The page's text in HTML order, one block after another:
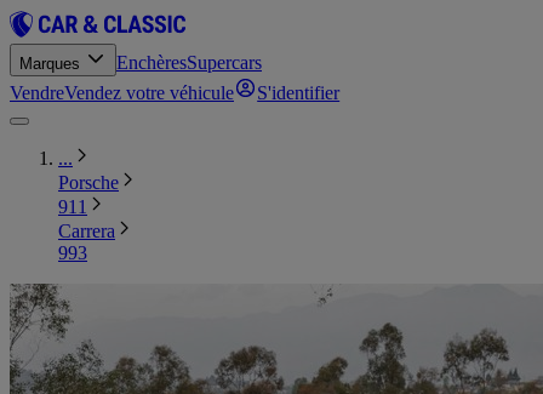
Marques EnchèresSupercars
VendreVendez votre véhicule S'identifier
...
Porsche
911
Carrera
993